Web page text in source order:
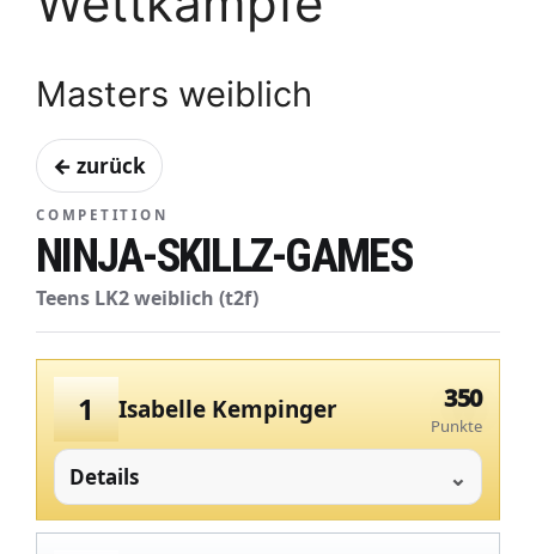
Masters weiblich
← zurück
COMPETITION
NINJA-SKILLZ-GAMES
Teens LK2 weiblich (t2f)
1 Isabelle Kempinger 350
Punkte
Details